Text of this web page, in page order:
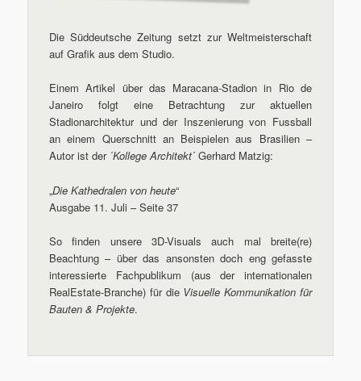
Die Süddeutsche Zeitung setzt zur Weltmeisterschaft
auf Grafik aus dem Studio.
Einem Artikel über das Maracana-Stadion in Rio de
Janeiro folgt eine Betrachtung zur aktuellen
Stadionarchitektur und der Inszenierung von Fussball
an einem Querschnitt an Beispielen aus Brasilien –
Autor ist der ´Kollege Architekt´ Gerhard Matzig:
„Die Kathedralen von heute“
Ausgabe 11. Juli – Seite 37
So finden unsere 3D-Visuals auch mal breite(re)
Beachtung – über das ansonsten doch eng gefasste
interessierte Fachpublikum (aus der internationalen
RealEstate-Branche) für die Visuelle Kommunikation für
Bauten & Projekte.